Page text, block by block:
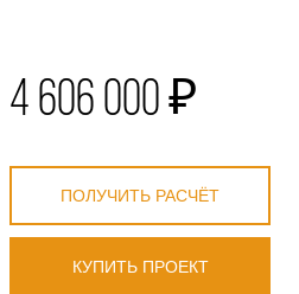
4 606 000 ₽
ПОЛУЧИТЬ РАСЧЁТ
КУПИТЬ ПРОЕКТ